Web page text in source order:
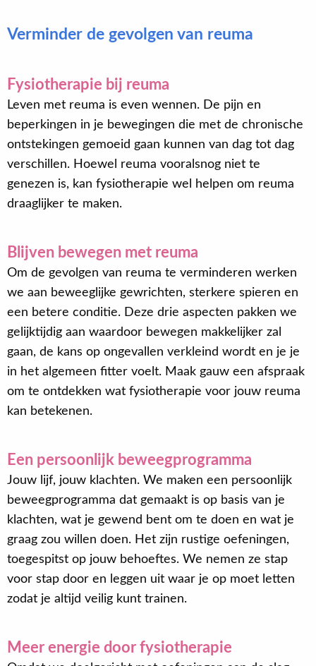
Verminder de gevolgen van reuma
Fysiotherapie bij reuma
Leven met reuma is even wennen. De pijn en
beperkingen in je bewegingen die met de chronische
ontstekingen gemoeid gaan kunnen van dag tot dag
verschillen. Hoewel reuma vooralsnog niet te
genezen is, kan fysiotherapie wel helpen om reuma
draaglijker te maken.
Blijven bewegen met reuma
Om de gevolgen van reuma te verminderen werken
we aan beweeglijke gewrichten, sterkere spieren en
een betere conditie. Deze drie aspecten pakken we
gelijktijdig aan waardoor bewegen makkelijker zal
gaan, de kans op ongevallen verkleind wordt en je je
in het algemeen fitter voelt. Maak gauw een afspraak
om te ontdekken wat fysiotherapie voor jouw reuma
kan betekenen.
Een persoonlijk beweegprogramma
Jouw lijf, jouw klachten. We maken een persoonlijk
beweegprogramma dat gemaakt is op basis van je
klachten, wat je gewend bent om te doen en wat je
graag zou willen doen. Het zijn rustige oefeningen,
toegespitst op jouw behoeftes. We nemen ze stap
voor stap door en leggen uit waar je op moet letten
zodat je altijd veilig kunt trainen.
Meer energie door fysiotherapie